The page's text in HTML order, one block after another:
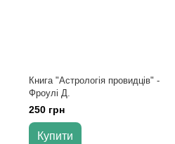
Книга "Астрологія провидців" -
Фроулі Д.
250 грн
Купити